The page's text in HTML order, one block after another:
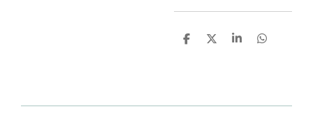
D
D
S
D